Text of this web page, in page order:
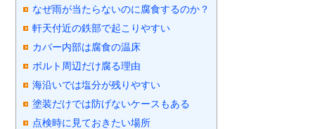
なぜ雨が当たらないのに腐食するのか？
軒天付近の鉄部で起こりやすい
カバー内部は腐食の温床
ボルト周辺だけ腐る理由
海沿いでは塩分が残りやすい
塗装だけでは防げないケースもある
点検時に見ておきたい場所